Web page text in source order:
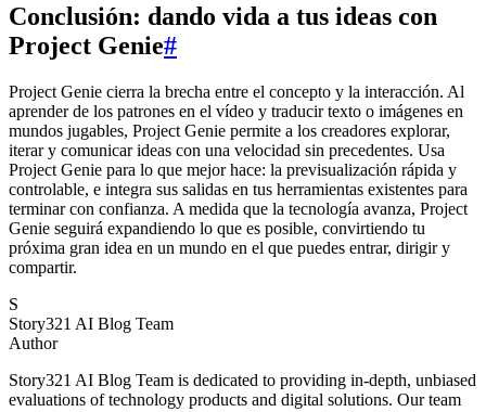
Conclusión: dando vida a tus ideas con
Project Genie#
Project Genie cierra la brecha entre el concepto y la interacción. Al
aprender de los patrones en el vídeo y traducir texto o imágenes en
mundos jugables, Project Genie permite a los creadores explorar,
iterar y comunicar ideas con una velocidad sin precedentes. Usa
Project Genie para lo que mejor hace: la previsualización rápida y
controlable, e integra sus salidas en tus herramientas existentes para
terminar con confianza. A medida que la tecnología avanza, Project
Genie seguirá expandiendo lo que es posible, convirtiendo tu
próxima gran idea en un mundo en el que puedes entrar, dirigir y
compartir.
S
Story321 AI Blog Team
Author
Story321 AI Blog Team is dedicated to providing in-depth, unbiased
evaluations of technology products and digital solutions. Our team